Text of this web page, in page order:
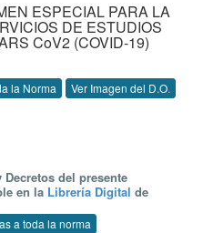
ESPECIAL PARA LA
DE ESTUDIOS
CoV2 (COVID-19)
la Norma Ver Imagen del D.O.
del presente
en la Librería Digital de
a toda la norma